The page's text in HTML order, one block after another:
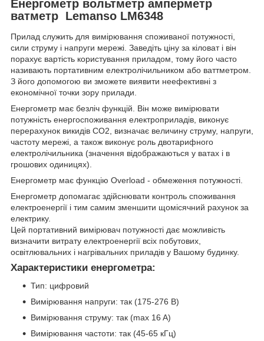
Енергометр вольтметр амперметр
ватметр Lemanso LM6348
Прилад служить для вимірювання споживаної потужності,
сили струму і напруги мережі. Заведіть ціну за кіловат і він
порахує вартість користування приладом, тому його часто
називають портативним електролічильником або ваттметром.
З його допомогою ви зможете виявити неефективні з
економічної точки зору прилади.
Енергометр має безліч функцій. Він може вимірювати
потужність енергоспоживання електроприладів, виконує
перерахунок викидів СО2, визначає величину струму, напруги,
частоту мережі, а також виконує роль двотарифного
електролічильника (значення відображаються у ватах і в
грошових одиницях).
Енергометр має функцію Overload - обмеження потужності.
Енергометр допомагає здійснювати контроль споживання
електроенергії і тим самим зменшити щомісячний рахунок за
електрику.
Цей портативний вимірювач потужності дає можливість
визначити витрату електроенергії всіх побутових,
освітлювальних і нагрівальних приладів у Вашому будинку.
Характеристики енергометра:
Тип: цифровий
Вимірювання напруги: так (175-276 В)
Вимірювання струму: так (max 16 A)
Вимірювання частоти: так (45-65 кГц)